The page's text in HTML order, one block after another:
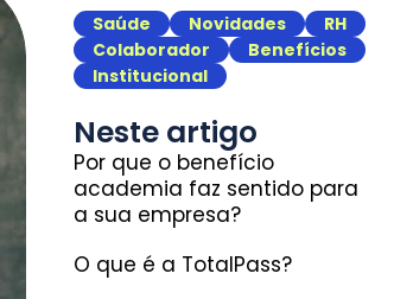
Saúde Novidades
RH
Colaborador
Benefícios
Institucional
Neste artigo
Por que o benefício
academia faz sentido para
a sua empresa?
O que é a TotalPass?